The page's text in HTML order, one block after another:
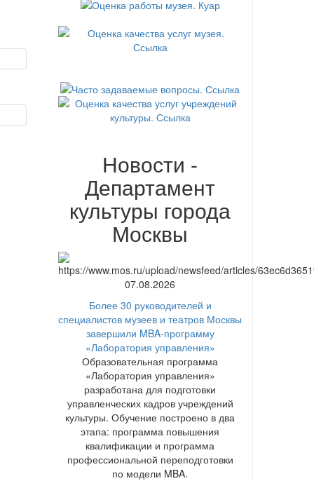
Новости -
Департамент
культуры города
Москвы
07.08.2026
Более 30 руководителей и
специалистов музеев и театров Москвы
завершили MBA-программу
«Лаборатория управления»
Образовательная программа
«Лаборатория управления»
разработана для подготовки
управленческих кадров учреждений
культуры. Обучение построено в два
этапа: программа повышения
квалификации и программа
профессиональной переподготовки
по модели MBA.